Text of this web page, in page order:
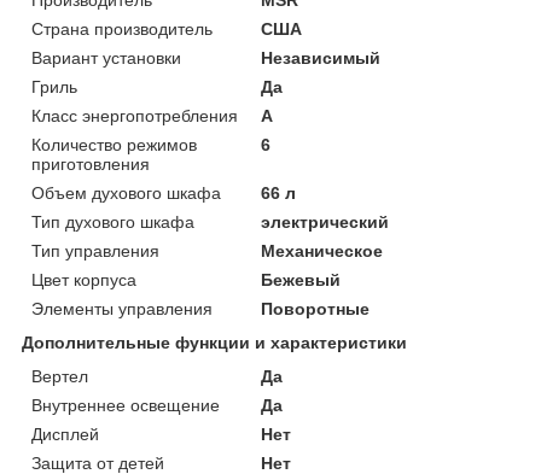
Страна производитель
США
Вариант установки
Независимый
Гриль
Да
Класс энергопотребления
A
Количество режимов
приготовления
6
Объем духового шкафа
66 л
Тип духового шкафа
электрический
Тип управления
Механическое
Цвет корпуса
Бежевый
Элементы управления
Поворотные
Дополнительные функции и характеристики
Вертел
Да
Внутреннее освещение
Да
Дисплей
Нет
Защита от детей
Нет